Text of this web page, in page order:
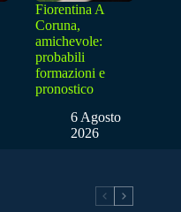
Fiorentina A
Coruna,
amichevole:
probabili
formazioni e
pronostico
6 Agosto
2026